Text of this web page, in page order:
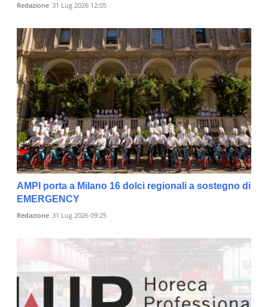
Redazione 31 Lug 2026 12:05
AMPI porta a Milano 16 dolci regionali a sostegno di
EMERGENCY
Redazione 31 Lug 2026 09:25